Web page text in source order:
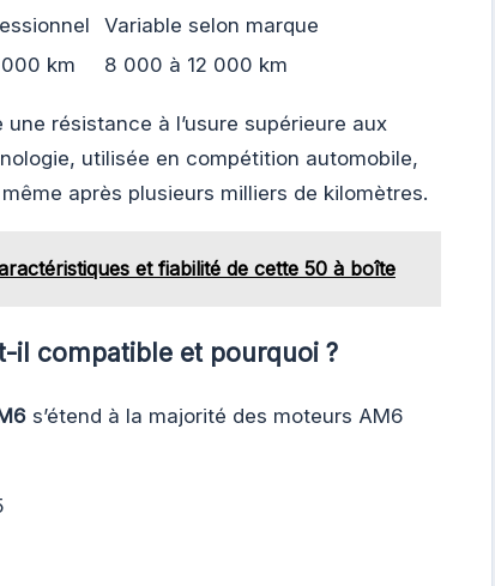
Variable selon marque
km 8 000 à 12 000 km
une résistance à l’usure supérieure aux
utilisée en compétition automobile,
après plusieurs milliers de kilomètres.
et fiabilité de cette 50 à boîte
il compatible et pourquoi ?
s’étend à la majorité des moteurs AM6